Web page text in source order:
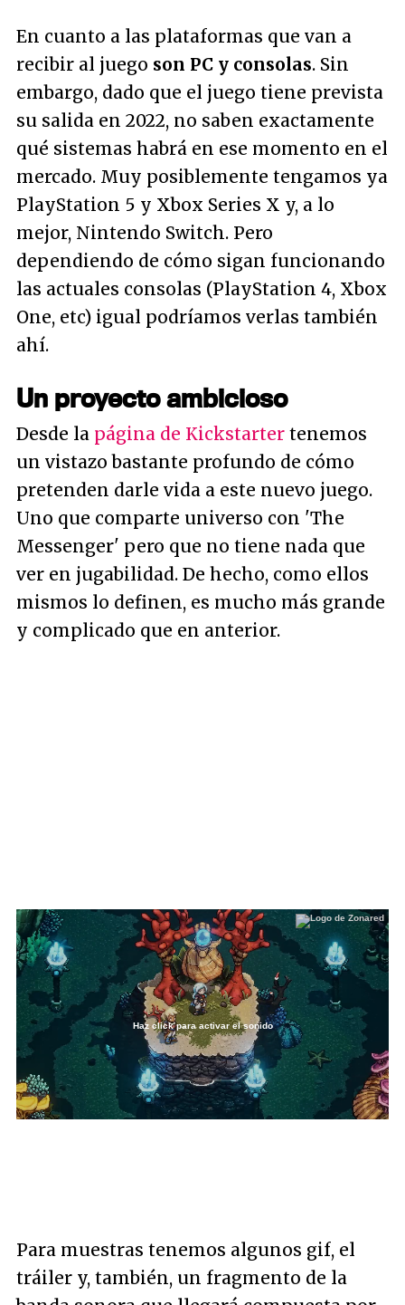
En cuanto a las plataformas que van a
recibir al juego son PC y consolas. Sin
embargo, dado que el juego tiene prevista
su salida en 2022, no saben exactamente
qué sistemas habrá en ese momento en el
mercado. Muy posiblemente tengamos ya
PlayStation 5 y Xbox Series X y, a lo
mejor, Nintendo Switch. Pero
dependiendo de cómo sigan funcionando
las actuales consolas (PlayStation 4, Xbox
One, etc) igual podríamos verlas también
ahí.
Un proyecto ambicioso
Desde la página de Kickstarter tenemos
un vistazo bastante profundo de cómo
pretenden darle vida a este nuevo juego.
Uno que comparte universo con 'The
Messenger' pero que no tiene nada que
ver en jugabilidad. De hecho, como ellos
mismos lo definen, es mucho más grande
y complicado que en anterior.
Unmute /
Loaded:
67.28%
Haz click para activar el sonido
Para muestras tenemos algunos gif, el
tráiler y, también, un fragmento de la